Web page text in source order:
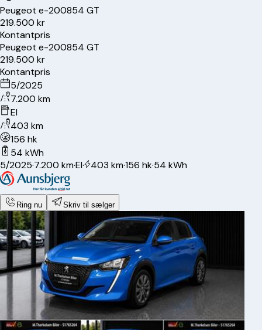
Peugeot e-200854 GT
219.500 kr
Kontantpris
Peugeot e-200854 GT
219.500 kr
Kontantpris
5/2025
7.200 km
El
403 km
156 hk
54 kWh
5/2025·7.200 km·El· 403 km·156 hk·54 kWh
Ring nu Skriv til sælger